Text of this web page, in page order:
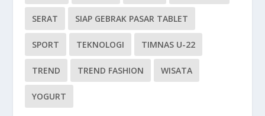
SERAT SIAP GEBRAK PASAR TABLET
SPORT TEKNOLOGI TIMNAS U-22
TREND TREND FASHION WISATA
YOGURT